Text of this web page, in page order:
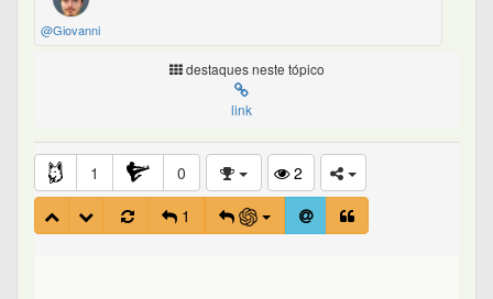
@Giovanni
destaques neste tópico
link
1 0
2
1